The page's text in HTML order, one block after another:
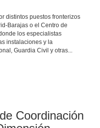
distintos puestos fronterizos
Barajas o el Centro de
los especialistas
instalaciones y la
Guardia Civil y otras...
Coordinación